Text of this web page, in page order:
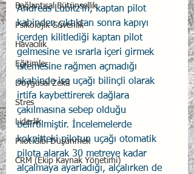
Bağlantısal Bütünsellik
Psikolojik Güvenlik
Havacılık
Eğitimler
Duygusal Zekâ
Stres
Liderlik
Pilot Gibi Düşünmek
CRM (Ekip Kaynak Yönetimi)
Andreas Lubitz'in, kaptan pilot
kabinden çıktıktan sonra kapıyı
içerden kilitlediği kaptan pilot
gelmesine ve ısrarla içeri girmek
istemesine rağmen açmadığı
akabinde ise uçağı bilinçli olarak
irtifa kaybettirerek dağlara
çakılmasına sebep olduğu
belirtilmiştir. İncelemelerde
kokpitteki pilotun uçağı otomatik
pilota alarak 30 metreye kadar
alçalmaya ayarladığı, alçalırken de